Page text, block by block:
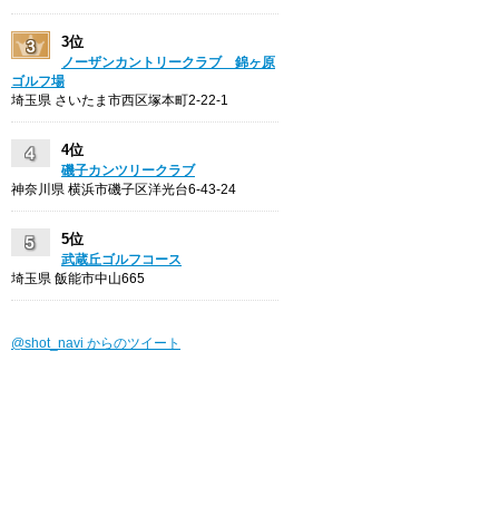
3位
ノーザンカントリークラブ 錦ヶ原
ゴルフ場
埼玉県 さいたま市西区塚本町2-22-1
4位
磯子カンツリークラブ
神奈川県 横浜市磯子区洋光台6-43-24
5位
武蔵丘ゴルフコース
埼玉県 飯能市中山665
@shot_navi からのツイート